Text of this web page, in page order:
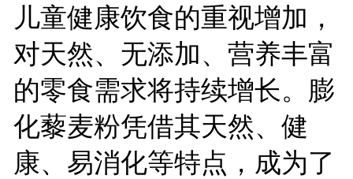
儿童健康饮食的重视增加，
对天然、无添加、营养丰富
的零食需求将持续增长。膨
化藜麦粉凭借其天然、健
康、易消化等特点，成为了